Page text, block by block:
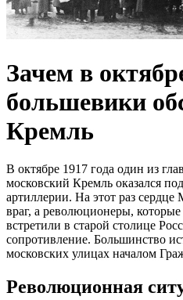
Зачем в
большевики
Кремль
В октябре 1917 года один из
московский Кремль оказался
артиллерии. На этот раз
враг, а революционеры,
встретили в старой столице
сопротивление. Большинство
московских улицах началом
Революционная